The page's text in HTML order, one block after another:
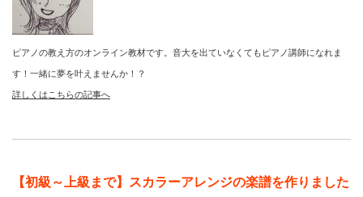
ピアノの教え方のオンライン教材です。音大を出ていなくてもピアノ講師になれま
す！一緒に夢を叶えませんか！？
詳しくはこちらの記事へ
【初級～上級まで】スカラーアレンジの楽譜を作りました